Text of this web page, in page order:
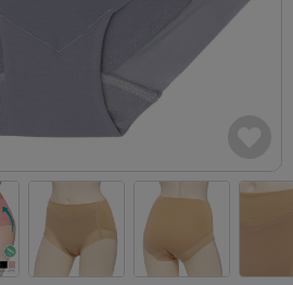
ッキング
トッキング
ツ
ア
ジャマ
ーツ
ー丈ソックス
るぶし丈ソックス
ア
ジャマ
ー丈ソックス
るぶし丈ソックス
キング選び
）